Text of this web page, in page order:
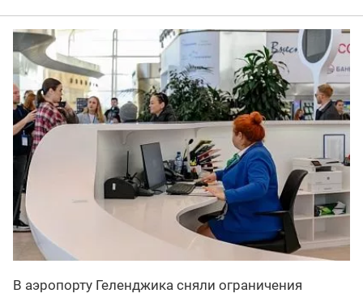
В аэропорту Геленджика сняли ограничения